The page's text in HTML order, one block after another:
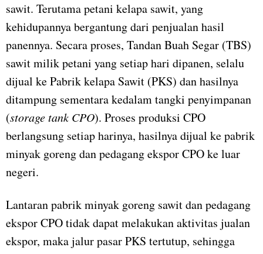
sawit. Terutama petani kelapa sawit, yang
kehidupannya bergantung dari penjualan hasil
panennya. Secara proses, Tandan Buah Segar (TBS)
sawit milik petani yang setiap hari dipanen, selalu
dijual ke Pabrik kelapa Sawit (PKS) dan hasilnya
ditampung sementara kedalam tangki penyimpanan
(storage tank CPO). Proses produksi CPO
berlangsung setiap harinya, hasilnya dijual ke pabrik
minyak goreng dan pedagang ekspor CPO ke luar
negeri.
Lantaran pabrik minyak goreng sawit dan pedagang
ekspor CPO tidak dapat melakukan aktivitas jualan
ekspor, maka jalur pasar PKS tertutup, sehingga